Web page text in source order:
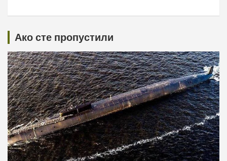
Ако сте пропустили